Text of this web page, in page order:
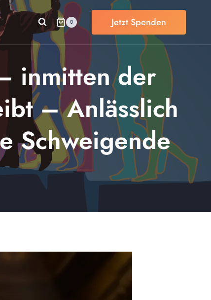
0 Jetzt Spenden
inmitten der
– Anlässlich
Schweigende